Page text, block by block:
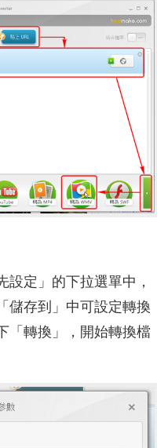
設定」的下拉選單中，
儲存到」中可設定轉換
「轉換」，開始轉換檔